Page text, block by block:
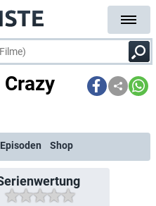
Episoden Shop